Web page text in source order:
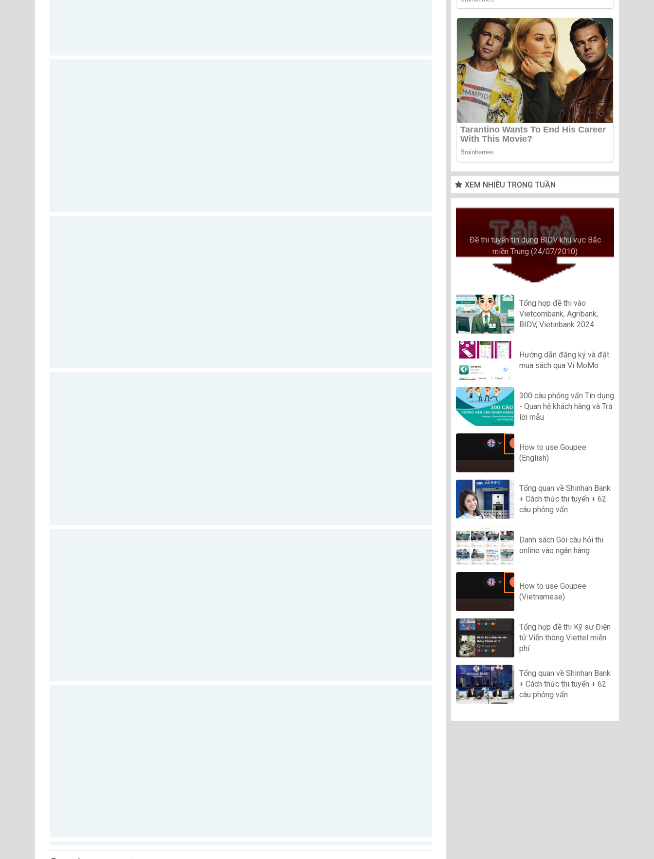
XEM NHIỀU TRONG TUẦN
Đề thi tuyển tín dụng BIDV khu vực Bắc
miền Trung (24/07/2010)
Tổng hợp đề thi vào
Vietcombank, Agribank,
BIDV, Vietinbank 2024
Hướng dẫn đăng ký và đặt
mua sách qua Ví MoMo
300 câu phỏng vấn Tín dụng
- Quan hệ khách hàng và Trả
lời mẫu
How to use Goupee
(English)
Tổng quan về Shinhan Bank
+ Cách thức thi tuyển + 62
câu phỏng vấn
Danh sách Gói câu hỏi thi
online vào ngân hàng
How to use Goupee
(Vietnamese)
Tổng hợp đề thi Kỹ sư Điện
tử Viễn thông Viettel miễn
phí
Tổng quan về Shinhan Bank
+ Cách thức thi tuyển + 62
câu phỏng vấn